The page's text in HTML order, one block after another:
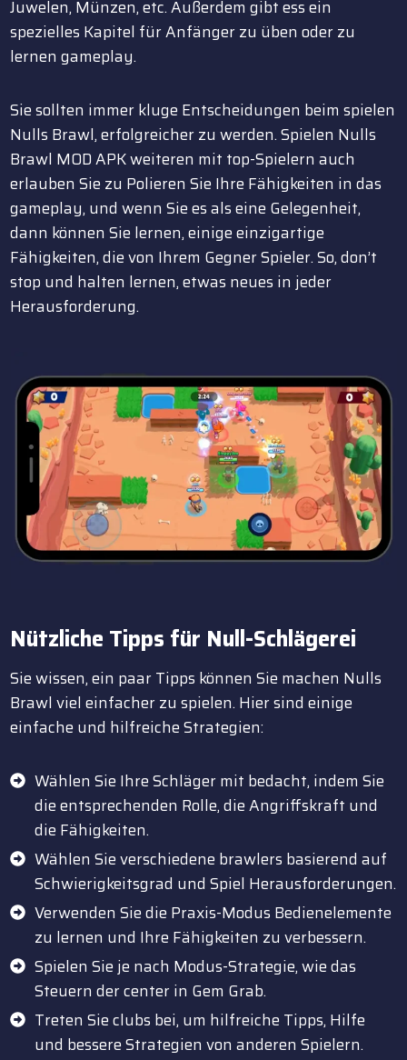
Juwelen, Münzen, etc. Außerdem gibt ess ein
spezielles Kapitel für Anfänger zu üben oder zu
lernen gameplay.
Sie sollten immer kluge Entscheidungen beim spielen
Nulls Brawl, erfolgreicher zu werden. Spielen Nulls
Brawl MOD APK weiteren mit top-Spielern auch
erlauben Sie zu Polieren Sie Ihre Fähigkeiten in das
gameplay, und wenn Sie es als eine Gelegenheit,
dann können Sie lernen, einige einzigartige
Fähigkeiten, die von Ihrem Gegner Spieler. So, don’t
stop und halten lernen, etwas neues in jeder
Herausforderung.
Nützliche Tipps für Null-Schlägerei
Sie wissen, ein paar Tipps können Sie machen Nulls
Brawl viel einfacher zu spielen. Hier sind einige
einfache und hilfreiche Strategien:
Wählen Sie Ihre Schläger mit bedacht, indem Sie
die entsprechenden Rolle, die Angriffskraft und
die Fähigkeiten.
Wählen Sie verschiedene brawlers basierend auf
Schwierigkeitsgrad und Spiel Herausforderungen.
Verwenden Sie die Praxis-Modus Bedienelemente
zu lernen und Ihre Fähigkeiten zu verbessern.
Spielen Sie je nach Modus-Strategie, wie das
Steuern der center in Gem Grab.
Treten Sie clubs bei, um hilfreiche Tipps, Hilfe
und bessere Strategien von anderen Spielern.